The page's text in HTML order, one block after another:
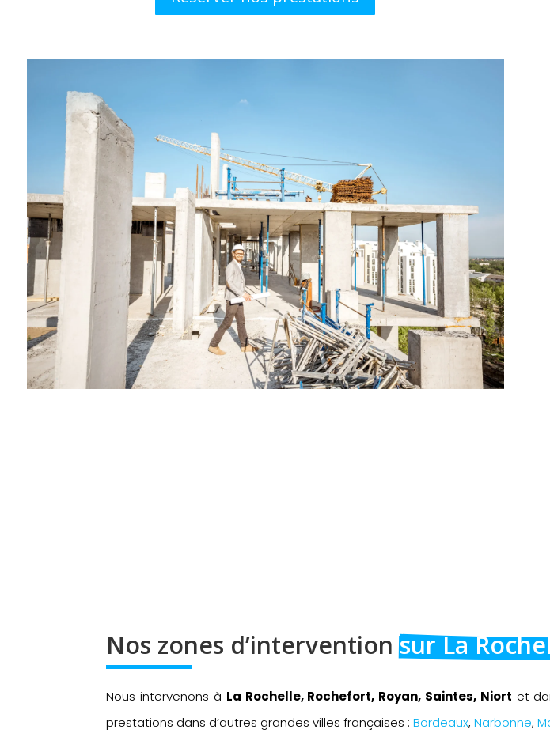
Nos zones d’intervention sur La
Nous intervenons à La Rochelle, Rochefort, Royan, Saintes, Niort et
prestations dans d’autres grandes villes françaises :Bordeaux,Narbonne,